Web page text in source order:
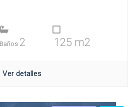
Baños 2 125 m2
Ver detalles